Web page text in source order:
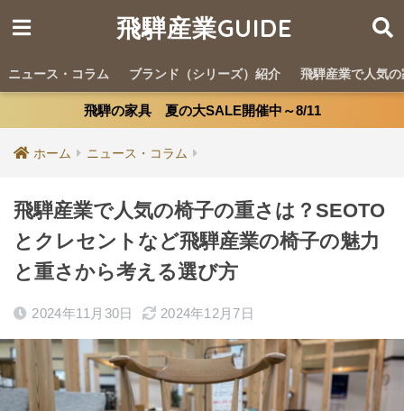
飛騨産業GUIDE
ニュース・コラム ブランド（シリーズ）紹介 飛騨産業で人気の
飛騨の家具 夏の大SALE開催中～8/11
ホーム ニュース・コラム
飛騨産業で人気の椅子の重さは？SEOTO
とクレセントなど飛騨産業の椅子の魅力
と重さから考える選び方
2024年11月30日 2024年12月7日